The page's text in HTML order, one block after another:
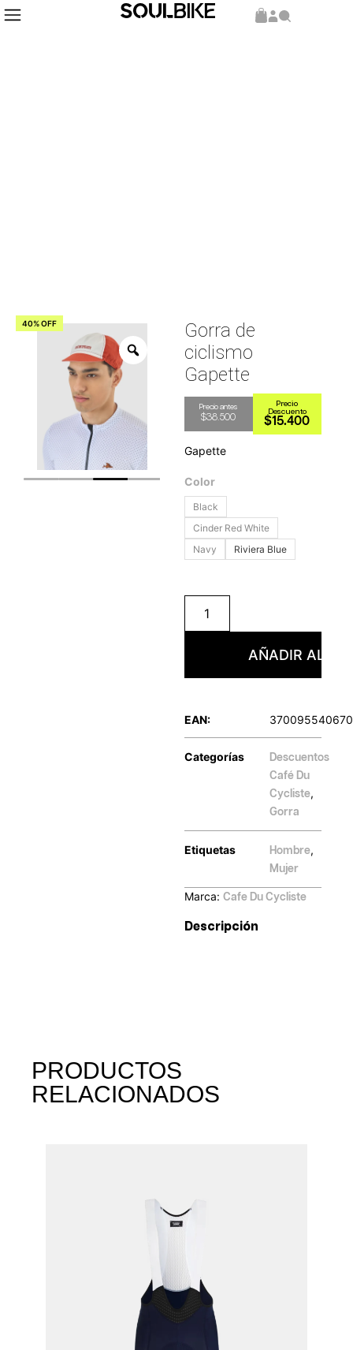
40% OFF
Gorra de
ciclismo
Gapette
$38.500 $15.400
Gapette
Color
Black
Cinder Red White
Navy
Riviera Blue
AÑADIR AL
EAN:
Categorías
Descuentos
Café Du
Cycliste,
Gorra
Etiquetas Hombre,
Mujer
Marca: Cafe Du Cycliste
Descripción
PRODUCTOS
RELACIONADOS